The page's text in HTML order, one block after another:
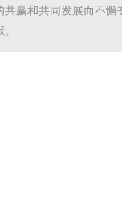
赢和共同发展而不懈